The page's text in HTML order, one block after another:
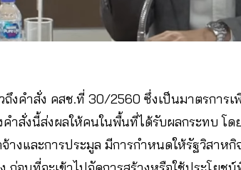
ถึงคำสั่ง คสช.ที่ 30/2560 ซึ่งเป็นมาตรการ
คำสั่งนี้ส่งผลให้คนในพื้นที่ได้รับผลกระทบ โ
างและการประมูล มีการกำหนดให้รัฐวิสาห